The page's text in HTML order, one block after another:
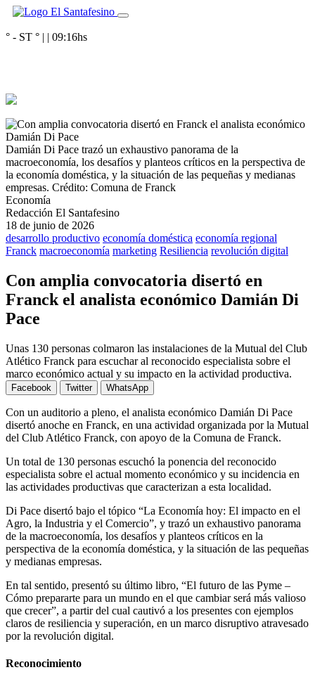
° - ST ° | | 09:16hs
Damián Di Pace trazó un exhaustivo panorama de la
macroeconomía, los desafíos y planteos críticos en la perspectiva de
la economía doméstica, y la situación de las pequeñas y medianas
empresas. Crédito: Comuna de Franck
Economía
Redacción El Santafesino
18 de junio de 2026
desarrollo productivo economía doméstica economía regional
Franck macroeconomía marketing Resiliencia revolución digital
Con amplia convocatoria disertó en
Franck el analista económico Damián Di
Pace
Unas 130 personas colmaron las instalaciones de la Mutual del Club
Atlético Franck para escuchar al reconocido especialista sobre el
marco económico actual y su impacto en la actividad productiva.
Facebook Twitter WhatsApp
Con un auditorio a pleno, el analista económico Damián Di Pace
disertó anoche en Franck, en una actividad organizada por la Mutual
del Club Atlético Franck, con apoyo de la Comuna de Franck.
Un total de 130 personas escuchó la ponencia del reconocido
especialista sobre el actual momento económico y su incidencia en
las actividades productivas que caracterizan a esta localidad.
Di Pace disertó bajo el tópico “La Economía hoy: El impacto en el
Agro, la Industria y el Comercio”, y trazó un exhaustivo panorama
de la macroeconomía, los desafíos y planteos críticos en la
perspectiva de la economía doméstica, y la situación de las pequeñas
y medianas empresas.
En tal sentido, presentó su último libro, “El futuro de las Pyme –
Cómo prepararte para un mundo en el que cambiar será más valioso
que crecer”, a partir del cual cautivó a los presentes con ejemplos
claros de resiliencia y superación, en un marco disruptivo atravesado
por la revolución digital.
Reconocimiento